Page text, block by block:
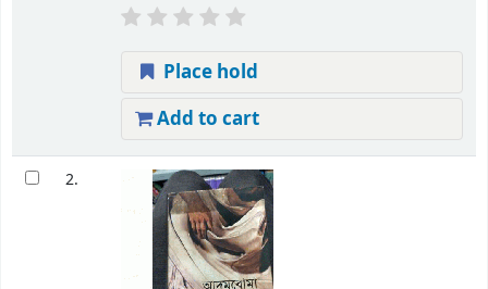
Place hold
Add to cart
2.